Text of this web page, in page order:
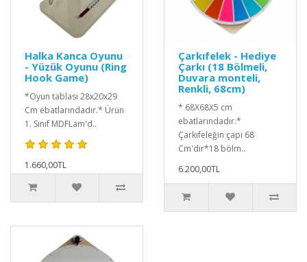
Halka Kanca Oyunu
- Yüzük Oyunu (Ring
Hook Game)
*Oyun tablası 28x20x29
Cm ebatlarındadır.* Ürün
1. Sınıf MDFLam'd..
1.660,00TL
Çarkıfelek - Hediye
Çarkı (18 Bölmeli,
Duvara monteli,
Renkli, 68cm)
* 68X68X5 cm
ebatlarındadır.*
Çarkıfeleğin çapı 68
Cm'dir*18 bölm..
6.200,00TL